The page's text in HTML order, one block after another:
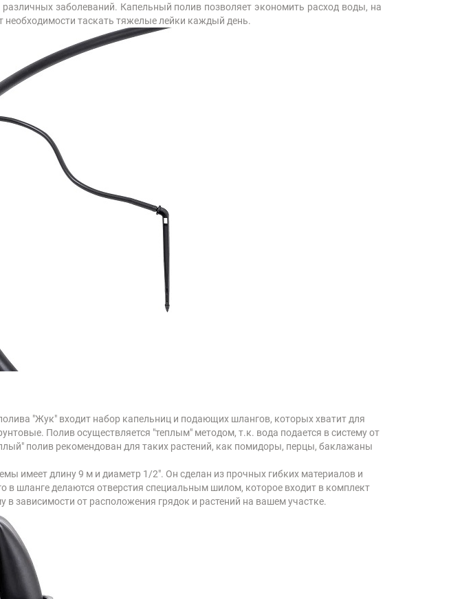
заболеваний. Капельный полив позволяет экономить расход воды, на
необходимости таскать тяжелые лейки каждый день.
"Жук" входит набор капельниц и подающих шлангов, которых хватит для
Полив осуществляется "теплым" методом, т.к. вода подается в систему от
полив рекомендован для таких растений, как помидоры, перцы, баклажаны
имеет длину 9 м и диаметр 1/2". Он сделан из прочных гибких материалов и
шланге делаются отверстия специальным шилом, которое входит в комплект
зависимости от расположения грядок и растений на вашем участке.